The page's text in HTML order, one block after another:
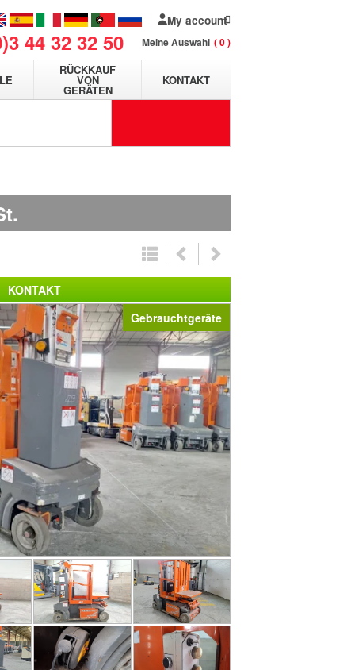
44 32 32 50
My account
Meine Auswahl 0
RÜCKKAUF
VON
GERÄTEN
KONTAKT
Gebrauchtgeräte
KONTAKT